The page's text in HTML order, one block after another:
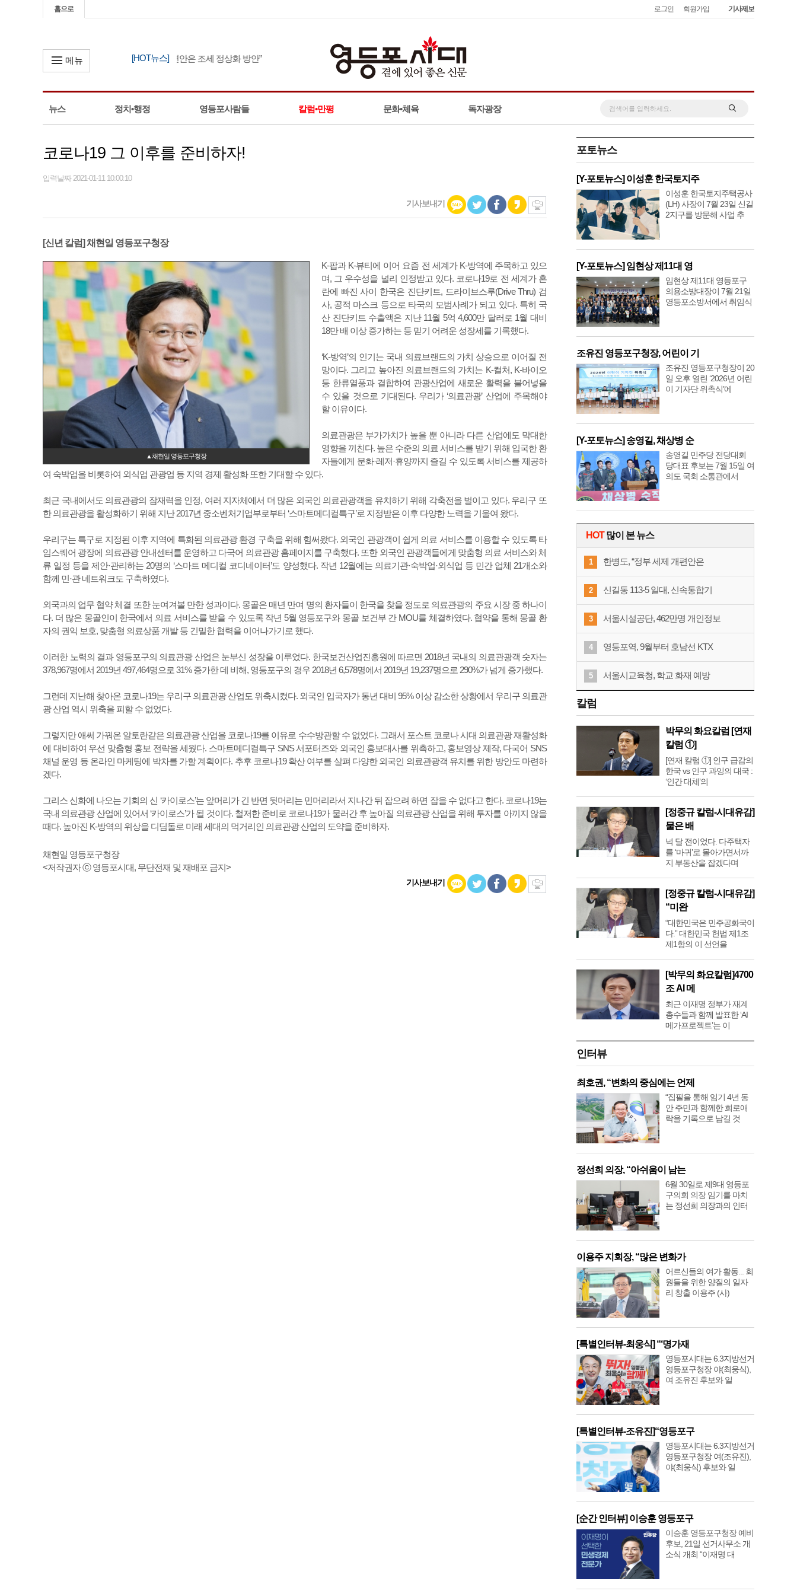
홈으로 로그인 회원가입 기사제보
[HOT뉴스]
한병도, “정부 세제 개편안은 조세 정상화 방안”
메뉴
뉴스 정치•행정 영등포사람들 칼럼•만평 문화•체육 독자광장
코로나19 그 이후를 준비하자!
입력날짜 2021-01-11 10:00:10
기사보내기
[신년 칼럼] 채현일 영등포구청장
▲채현일 영등포구청장
K-팝과 K-뷰티에 이어 요즘 전 세계가 K-방역에 주목하고 있으
며, 그 우수성을 널리 인정받고 있다. 코로나19로 전 세계가 혼
란에 빠진 사이 한국은 진단키트, 드라이브스루(Drive Thru) 검
사, 공적 마스크 등으로 타국의 모범사례가 되고 있다. 특히 국
산 진단키트 수출액은 지난 11월 5억 4,600만 달러로 1월 대비
18만 배 이상 증가하는 등 믿기 어려운 성장세를 기록했다.
‘K-방역’의 인기는 국내 의료브랜드의 가치 상승으로 이어질 전
망이다. 그리고 높아진 의료브랜드의 가치는 K-컬처, K-바이오
등 한류열풍과 결합하여 관광산업에 새로운 활력을 불어넣을
수 있을 것으로 기대된다. 우리가 ‘의료관광’ 산업에 주목해야
할 이유이다.
의료관광은 부가가치가 높을 뿐 아니라 다른 산업에도 막대한
영향을 끼친다. 높은 수준의 의료 서비스를 받기 위해 입국한 환
자들에게 문화·레저·휴양까지 즐길 수 있도록 서비스를 제공하
여 숙박업을 비롯하여 외식업 관광업 등 지역 경제 활성화 또한 기대할 수 있다.
최근 국내에서도 의료관광의 잠재력을 인정, 여러 지자체에서 더 많은 외국인 의료관광객을 유치하기 위해 각축전을 벌이고 있다. 우리구 또
한 의료관광을 활성화하기 위해 지난 2017년 중소벤처기업부로부터 ‘스마트메디컬특구’로 지정받은 이후 다양한 노력을 기울여 왔다.
우리구는 특구로 지정된 이후 지역에 특화된 의료관광 환경 구축을 위해 힘써왔다. 외국인 관광객이 쉽게 의료 서비스를 이용할 수 있도록 타
임스퀘어 광장에 의료관광 안내센터를 운영하고 다국어 의료관광 홈페이지를 구축했다. 또한 외국인 관광객들에게 맞춤형 의료 서비스와 체
류 일정 등을 제안·관리하는 20명의 ‘스마트 메디컬 코디네이터’도 양성했다. 작년 12월에는 의료기관·숙박업·외식업 등 민간 업체 21개소와
함께 민·관 네트워크도 구축하였다.
외국과의 업무 협약 체결 또한 눈여겨볼 만한 성과이다. 몽골은 매년 만여 명의 환자들이 한국을 찾을 정도로 의료관광의 주요 시장 중 하나이
다. 더 많은 몽골인이 한국에서 의료 서비스를 받을 수 있도록 작년 5월 영등포구와 몽골 보건부 간 MOU를 체결하였다. 협약을 통해 몽골 환
자의 권익 보호, 맞춤형 의료상품 개발 등 긴밀한 협력을 이어나가기로 했다.
이러한 노력의 결과 영등포구의 의료관광 산업은 눈부신 성장을 이루었다. 한국보건산업진흥원에 따르면 2018년 국내의 의료관광객 숫자는
378,967명에서 2019년 497,464명으로 31% 증가한 데 비해, 영등포구의 경우 2018년 6,578명에서 2019년 19,237명으로 290%가 넘게 증가했다.
그런데 지난해 찾아온 코로나19는 우리구 의료관광 산업도 위축시켰다. 외국인 입국자가 동년 대비 95% 이상 감소한 상황에서 우리구 의료관
광 산업 역시 위축을 피할 수 없었다.
그렇지만 애써 가꿔온 알토란같은 의료관광 산업을 코로나19를 이유로 수수방관할 수 없었다. 그래서 포스트 코로나 시대 의료관광 재활성화
에 대비하여 우선 맞춤형 홍보 전략을 세웠다. 스마트메디컬특구 SNS 서포터즈와 외국인 홍보대사를 위촉하고, 홍보영상 제작, 다국어 SNS
채널 운영 등 온라인 마케팅에 박차를 가할 계획이다. 추후 코로나19 확산 여부를 살펴 다양한 외국인 의료관광객 유치를 위한 방안도 마련하
겠다.
그리스 신화에 나오는 기회의 신 ‘카이로스’는 앞머리가 긴 반면 뒷머리는 민머리라서 지나간 뒤 잡으려 하면 잡을 수 없다고 한다. 코로나19는
국내 의료관광 산업에 있어서 ‘카이로스’가 될 것이다. 철저한 준비로 코로나19가 물러간 후 높아질 의료관광 산업을 위해 투자를 아끼지 않을
때다. 높아진 K-방역의 위상을 디딤돌로 미래 세대의 먹거리인 의료관광 산업의 도약을 준비하자.
채현일 영등포구청장
<저작권자 ⓒ 영등포시대, 무단전재 및 재배포 금지>
기사보내기
포토뉴스
[Y-포토뉴스] 이성훈 한국토지주
이성훈 한국토지주택공사
(LH) 사장이 7월 23일 신길
2지구를 방문해 사업 추
[Y-포토뉴스] 임현상 제11대 영
임현상 제11대 영등포구
의용소방대장이 7월 21일
영등포소방서에서 취임식
조유진 영등포구청장, 어린이 기
조유진 영등포구청장이 20
일 오후 열린 ‘2026년 어린
이 기자단 위촉식’에
[Y-포토뉴스] 송영길, 채상병 순
송영길 민주당 전당대회
당대표 후보는 7월 15일 여
의도 국회 소통관에서
HOT많이 본 뉴스
1 한병도, “정부 세제 개편안은
2 신길동 113-5 일대, 신속통합기
3 서울시설공단, 462만명 개인정보
4 영등포역, 9월부터 호남선 KTX
5 서울시교육청, 학교 화재 예방
칼럼
박무의 화요칼럼 [연재
칼럼 ①]
[연재 칼럼 ①] 인구 급감의
한국 vs 인구 과잉의 대국 :
‘인간 대체’의
[정중규 칼럼-시대유감]
물은 배
넉 달 전이었다. 다주택자
를 ‘마귀’로 몰아가면서까
지 부동산을 잡겠다며
[정중규 칼럼-시대유감]
“미완
“대한민국은 민주공화국이
다.” 대한민국 헌법 제1조
제1항의 이 선언을
[박무의 화요칼럼]4700
조 AI 메
최근 이재명 정부가 재계
총수들과 함께 발표한 ‘AI
메가프로젝트’는 이
인터뷰
최호권, “변화의 중심에는 언제
“집필을 통해 임기 4년 동
안 주민과 함께한 희로애
락을 기록으로 남길 것
정선희 의장, “아쉬움이 남는
6월 30일로 제9대 영등포
구의회 의장 임기를 마치
는 정선희 의장과의 인터
이용주 지회장, “많은 변화가
어르신들의 여가 활동... 회
원들을 위한 양질의 일자
리 창출 이용주 (사)
[특별인터뷰-최웅식] “‘명가재
영등포시대는 6.3지방선거
영등포구청장 야(최웅식),
여 조유진 후보와 일
[특별인터뷰-조유진]“영등포구
영등포시대는 6.3지방선거
영등포구청장 여(조유진),
야(최웅식) 후보와 일
[순간 인터뷰] 이승훈 영등포구
이승훈 영등포구청장 예비
후보, 21일 선거사무소 개
소식 개최 “이재명 대